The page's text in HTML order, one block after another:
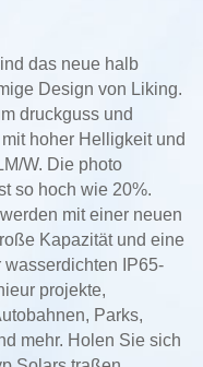
das neue halb
Design von Liking.
druckguss und
hoher Helligkeit und
W. Die photo
so hoch wie 20%.
mit einer neuen
Kapazität und eine
wasserdichten IP65-
projekte,
Parks,
mehr. Holen Sie sich